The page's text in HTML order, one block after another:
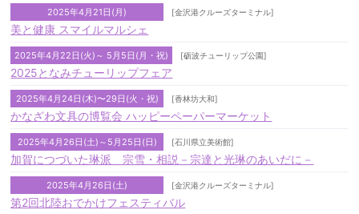
2025年4月21日(月) [金沢港クルーズターミナル]
美と健康 スマイルマルシェ
2025年4月22日(火)～ 5月5日(月・祝) [砺波チューリップ公園]
2025となみチューリップフェア
2025年4月24日(木)〜29日(火・祝) [香林坊大和]
かなざわ文具の博覧会 ハッピーペーパーマーケット
2025年4月26日(土)～5月25日(日) [石川県立美術館]
加賀につづいた琳派 宗雪・相説－宗達と光琳のあいだに－
2025年4月26日(土) [金沢港クルーズターミナル]
第2回北陸おでかけフェスティバル